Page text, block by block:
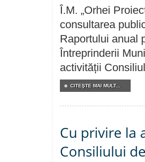
Î.M. „Orhei
consultarea
Raportului anual
Întreprinderii
activității
CITEŞTE MAI MULT...
Cu privire la
Consiliului